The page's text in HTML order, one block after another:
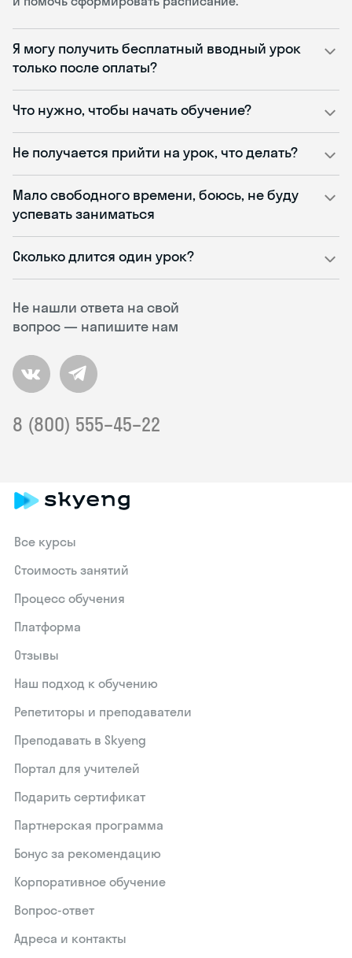
Не нашли ответа на свой
вопрос — напишите нам
8 (800) 555–45–22
Я могу получить бесплатный вводный урок
только после оплаты?
Что нужно, чтобы начать обучение?
Не получается прийти на урок, что делать?
Мало свободного времени, боюсь, не буду
успевать заниматься
Сколько длится один урок?
Все курсы
Стоимость занятий
Процесс обучения
Платформа
Отзывы
Наш подход к обучению
Репетиторы и преподаватели
Преподавать в Skyeng
Портал для учителей
Подарить сертификат
Партнерская программа
Бонус за рекомендацию
Корпоративное обучение
Вопрос-ответ
Адреса и контакты